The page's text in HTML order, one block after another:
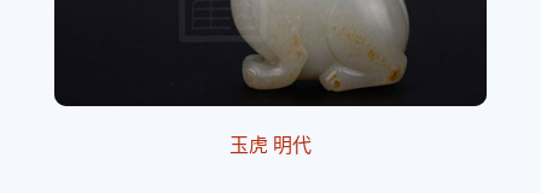
玉虎 明代